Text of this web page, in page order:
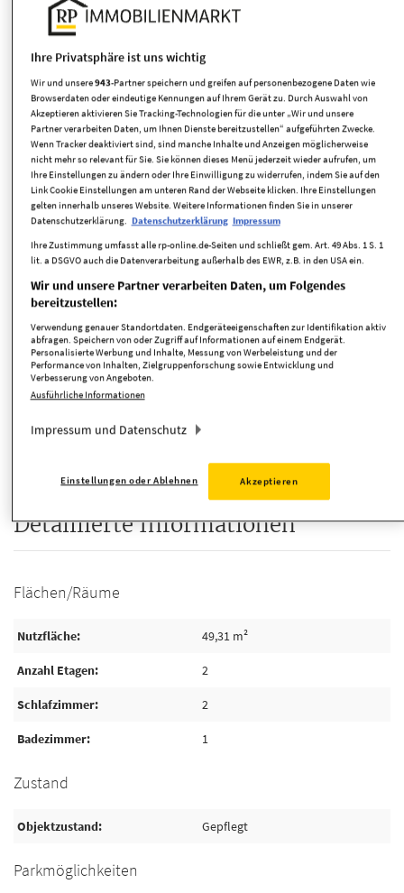
Eckdaten
Kaufpreis 415.000,00 EUR
Zimmer 3 Zimmer
verfügbar ab Nach Vereinbarung.
Anbieter-ID 175436
Kosten
Detaillierte Informationen
Flächen/Räume
Nutzfläche 49,31 m²
Anzahl Etagen 2
Schlafzimmer 2
Badezimmer 1
Zustand
Objektzustand Gepflegt
Parkmöglichkeiten
Ihre Privatsphäre ist uns wichtig
Wir und unsere943-Partner speichern und greifen auf personenbezogene Daten wie
Browserdaten oder eindeutige Kennungen auf Ihrem Gerät zu. Durch Auswahl von
Akzeptieren aktivieren Sie Tracking-Technologien für die unter „Wir und unsere
Partner verarbeiten Daten, um Ihnen Dienste bereitzustellen“ aufgeführten Zwecke.
Wenn Tracker deaktiviert sind, sind manche Inhalte und Anzeigen möglicherweise
nicht mehr so relevant für Sie. Sie können dieses Menü jederzeit wieder aufrufen, um
Ihre Einstellungen zu ändern oder Ihre Einwilligung zu widerrufen, indem Sie auf den
Link Cookie Einstellungen am unteren Rand der Webseite klicken. Ihre Einstellungen
gelten innerhalb unseres Website. Weitere Informationen finden Sie in unserer
Datenschutzerklärung. Datenschutzerklärung Impressum
Ihre Zustimmung umfasst alle rp-online.de-Seiten und schließt gem. Art. 49 Abs. 1 S. 1
lit. a DSGVO auch die Datenverarbeitung außerhalb des EWR, z.B. in den USA ein.
Wir und unsere Partner verarbeiten Daten, um Folgendes
bereitzustellen:
Verwendung genauer Standortdaten. Endgeräteeigenschaften zur Identifikation aktiv
abfragen. Speichern von oder Zugriff auf Informationen auf einem Endgerät.
Personalisierte Werbung und Inhalte, Messung von Werbeleistung und der
Performance von Inhalten, Zielgruppenforschung sowie Entwicklung und
Verbesserung von Angeboten.
Ausführliche Informationen
Impressum und Datenschutz
Einstellungen oder Ablehnen Akzeptieren